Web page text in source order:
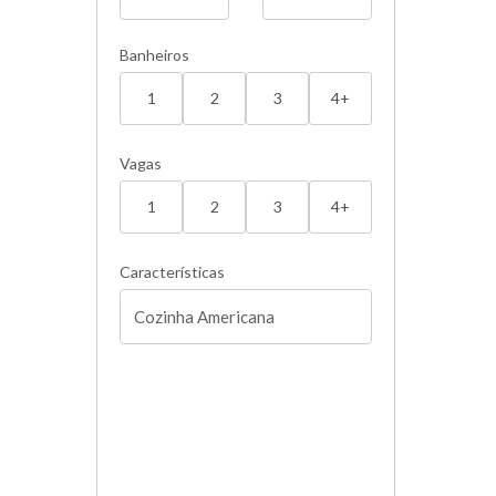
Banheiros
1 2 3 4+
Vagas
1 2 3 4+
Características